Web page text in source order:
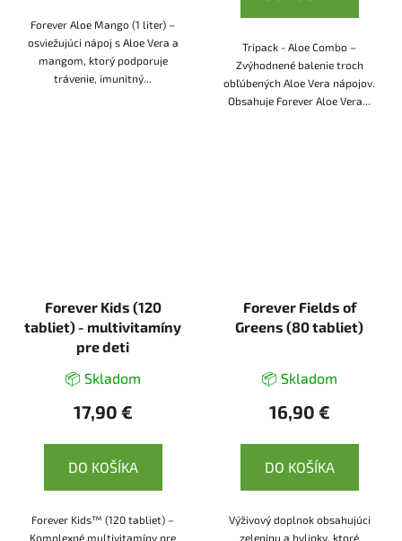
Forever Aloe Mango (1 liter) –
osviežujúci nápoj s Aloe Vera a
mangom, ktorý podporuje
trávenie, imunitný...
Tripack - Aloe Combo –
Zvýhodnené balenie troch
obľúbených Aloe Vera nápojov.
Obsahuje Forever Aloe Vera...
Forever Kids (120
tabliet) - multivitamíny
pre deti
📦 Skladom
17,90 €
DO KOŠÍKA
Forever Kids™ (120 tabliet) –
Komplexné multivitamíny pre
Forever Fields of
Greens (80 tabliet)
📦 Skladom
16,90 €
DO KOŠÍKA
Výživový doplnok obsahujúci
zeleninu a bylinky, ktoré